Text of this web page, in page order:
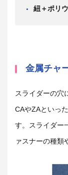
紐＋ポリ
金属チャ
スライダーの穴
CAやZAといっ
す。スライダー
ァスナーの種類